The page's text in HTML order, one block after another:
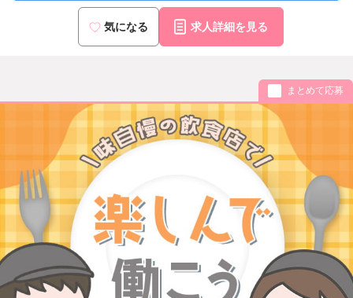
気になる 求人詳細を見る
まとめて応募